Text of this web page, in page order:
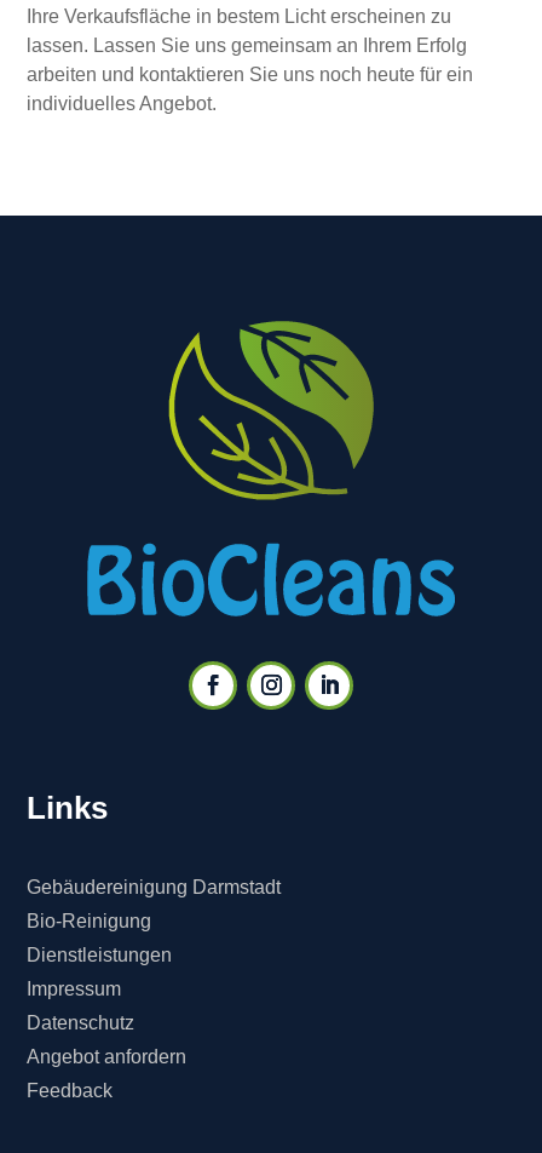
Ihre Verkaufsfläche in bestem Licht erscheinen zu
lassen. Lassen Sie uns gemeinsam an Ihrem Erfolg
arbeiten und kontaktieren Sie uns noch heute für ein
individuelles Angebot.
Links
Gebäudereinigung Darmstadt
Bio-Reinigung
Dienstleistungen
Impressum
Datenschutz
Angebot anfordern
Feedback